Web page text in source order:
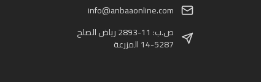
info@anbaaonline.com
ص.ب: 11-2893 رياض الصلح
14-5287 المزرعة